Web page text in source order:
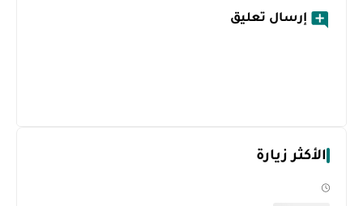
إرسال تعليق
الأكثر زيارة